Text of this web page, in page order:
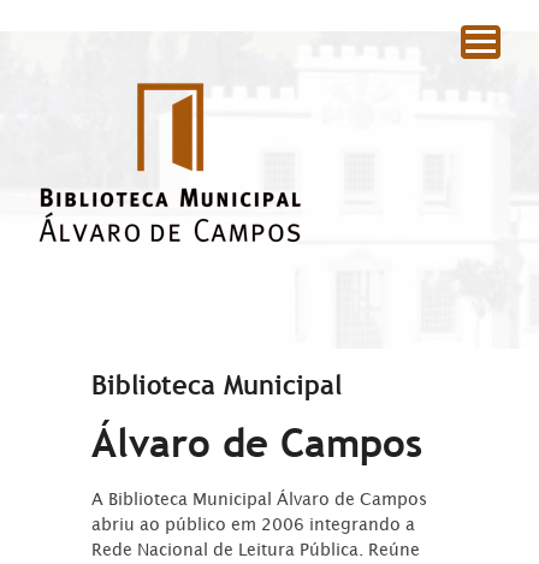
Biblioteca Municipal
Álvaro de Campos
A Biblioteca Municipal Álvaro de Campos
abriu ao público em 2006 integrando a
Rede Nacional de Leitura Pública. Reúne